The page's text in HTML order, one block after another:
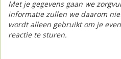
Met je gegevens gaan we
informatie zullen we daarom
wordt alleen gebruikt om je
reactie te sturen.